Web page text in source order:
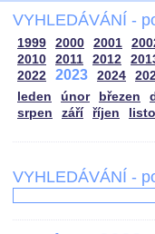
VYHLEDÁVÁNÍ -
1999 2000 2001
2010
2011 2012
2022
2023 2024
leden
únor březen
srpen
září říjen
VYHLEDÁVÁNÍ -